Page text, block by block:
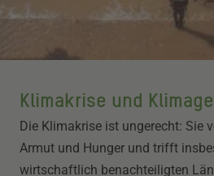
Klimakrise und
Die Klimakrise ist ungerecht: Sie
Armut und Hunger und trifft
wirtschaftlich benachteiligten